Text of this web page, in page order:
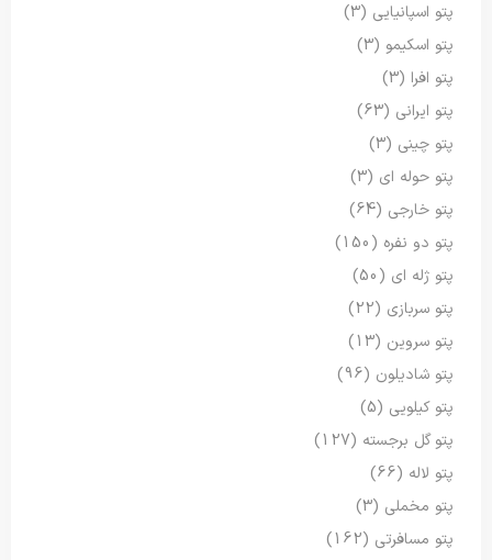
پتو اسپانیایی (3)
پتو اسکیمو (3)
پتو افرا (3)
پتو ایرانی (63)
پتو چینی (3)
پتو حوله ای (3)
پتو خارجی (64)
پتو دو نفره (150)
پتو ژله ای (50)
پتو سربازی (22)
پتو سروین (13)
پتو شادیلون (96)
پتو کیلویی (5)
پتو گل برجسته (127)
پتو لاله (66)
پتو مخملی (3)
پتو مسافرتی (162)